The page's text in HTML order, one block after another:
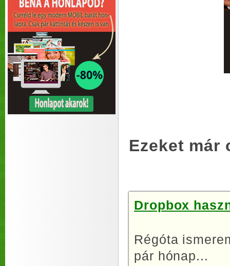
Ezeket már
Dropbox
Régóta
pár hónap...